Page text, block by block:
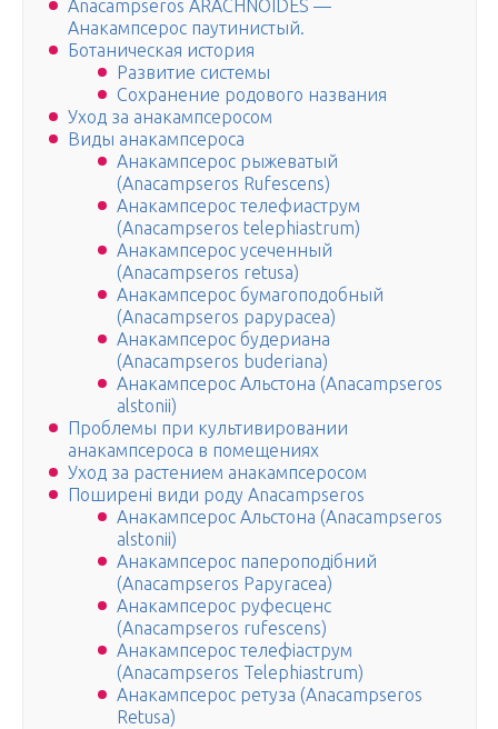
Anacampseros ARACHNOIDES —
Анакампсерос паутинистый.
Ботаническая история
Развитие системы
Сохранение родового названия
Уход за анакампсеросом
Виды анакампсероса
Анакампсерос рыжеватый
(Anacampseros Rufescens)
Анакампсерос телефиаструм
(Anacampseros telephiastrum)
Анакампсерос усеченный
(Anacampseros retusa)
Анакампсерос бумагоподобный
(Anacampseros papypacea)
Анакампсерос будериана
(Anacampseros buderiana)
Анакампсерос Альстона (Anacampseros
alstonii)
Проблемы при культивировании
анакампсероса в помещениях
Уход за растением анакампсеросом
Поширені види роду Anacampseros
Анакампсерос Альстона (Anacampseros
alstonii)
Анакампсерос папероподібний
(Anacampseros Papyracea)
Анакампсерос руфесценс
(Anacampseros rufescens)
Анакампсерос телефіаструм
(Anacampseros Telephiastrum)
Анакампсерос ретуза (Anacampseros
Retusa)